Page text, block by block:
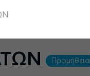
Προμήθεια